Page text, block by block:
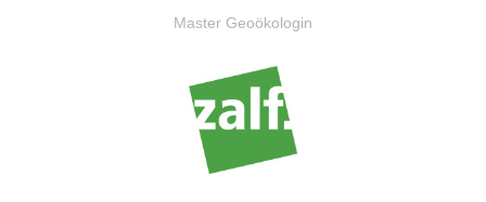
Master Geoökologin